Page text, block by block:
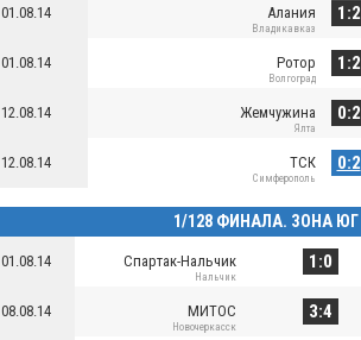
01.08.14 Алания
Владикавказ
1:2
01.08.14 Ротор
Волгоград
1:2
12.08.14 Жемчужина
Ялта
0:2
12.08.14 ТСК
Симферополь
0:2
1/128 ФИНАЛА. ЗОНА ЮГ
01.08.14 Спартак-Нальчик
Нальчик
1:0
08.08.14 МИТОС
Новочеркасск
3:4